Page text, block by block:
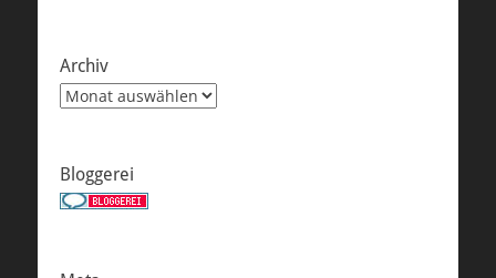
Archiv
Archiv
Bloggerei